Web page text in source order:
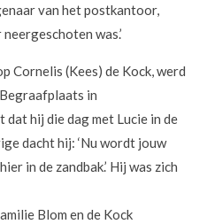
van het postkantoor,
was.’
Cornelis (Kees) de Kock, werd
in
hij die dag met Lucie in de
dacht hij: ‘Nu wordt jouw
in de zandbak.’ Hij was zich
Blom en de Kock